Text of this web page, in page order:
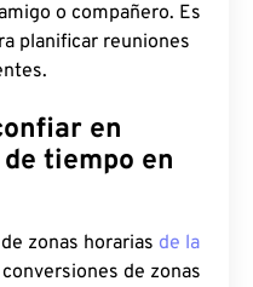
o compañero. Es
planificar reuniones
en
tiempo en
zonas horarias de la
de zonas